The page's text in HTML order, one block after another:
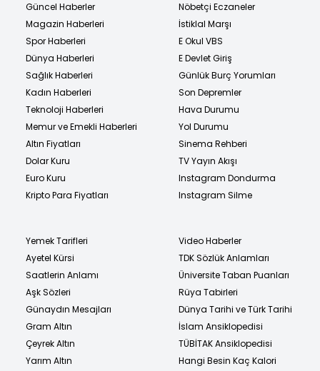
Güncel Haberler
Magazin Haberleri
Spor Haberleri
Dünya Haberleri
Sağlık Haberleri
Kadın Haberleri
Teknoloji Haberleri
Memur ve Emekli Haberleri
Altın Fiyatları
Dolar Kuru
Euro Kuru
Kripto Para Fiyatları
Nöbetçi Eczaneler
İstiklal Marşı
E Okul VBS
E Devlet Giriş
Günlük Burç Yorumları
Son Depremler
Hava Durumu
Yol Durumu
Sinema Rehberi
TV Yayın Akışı
Instagram Dondurma
Instagram Silme
Yemek Tarifleri
Ayetel Kürsi
Saatlerin Anlamı
Aşk Sözleri
Günaydın Mesajları
Gram Altın
Çeyrek Altın
Yarım Altın
Video Haberler
TDK Sözlük Anlamları
Üniversite Taban Puanları
Rüya Tabirleri
Dünya Tarihi ve Türk Tarihi
İslam Ansiklopedisi
TÜBİTAK Ansiklopedisi
Hangi Besin Kaç Kalori